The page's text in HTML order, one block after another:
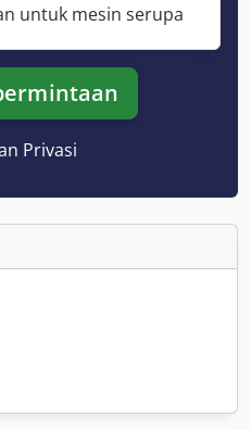
untuk mesin serupa
Privasi